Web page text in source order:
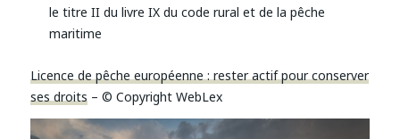
le titre II du livre IX du code rural et de la pêche
maritime
Licence de pêche européenne : rester actif pour conserver
ses droits – © Copyright WebLex